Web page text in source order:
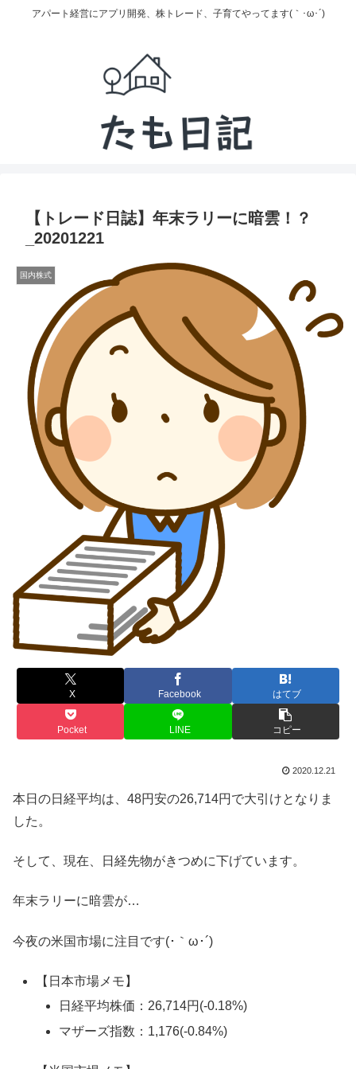
アパート経営にアプリ開発、株トレード、子育てやってます(｀･ω･´)
【トレード日誌】年末ラリーに暗雲！？
_20201221
国内株式
X Facebook はてブ
Pocket LINE コピー
2020.12.21
本日の日経平均は、48円安の26,714円で大引けとなりま
した。
そして、現在、日経先物がきつめに下げています。
年末ラリーに暗雲が…
今夜の米国市場に注目です(･｀ω･´)
【日本市場メモ】
日経平均株価：26,714円(-0.18%)
マザーズ指数：1,176(-0.84%)